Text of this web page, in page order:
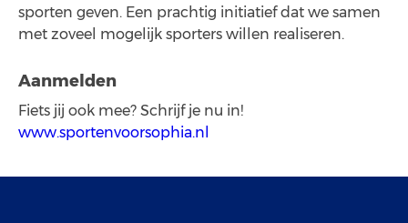
sporten geven. Een prachtig initiatief dat we samen
met zoveel mogelijk sporters willen realiseren.
Aanmelden
Fiets jij ook mee? Schrijf je nu in!
www.sportenvoorsophia.nl